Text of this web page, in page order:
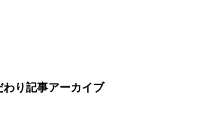
わり記事アーカイブ